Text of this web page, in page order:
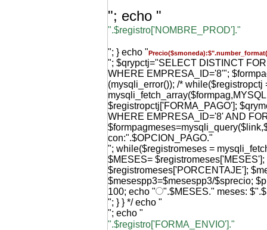
"; echo "
".$registro['NOMBRE_PROD']."
"; } echo "
"; $qrypctj="SELECT DISTINCT
WHERE EMPRESA_ID='8'";
(mysqli_error()); /* while($registropctj
$registropctj['FORMA_PAGO'];
WHERE EMPRESA_ID='8' AND
con:".$OPCION_PAGO."
"; while($registromeses =
$MESES=
$registromeses['PORCENTAJE'];
$mesespp3=$mesespp3/$sprecio;
100; echo "
".$MESES." meses:
"; } } */ echo "
"; echo "
".$registro['FORMA_ENVIO']."